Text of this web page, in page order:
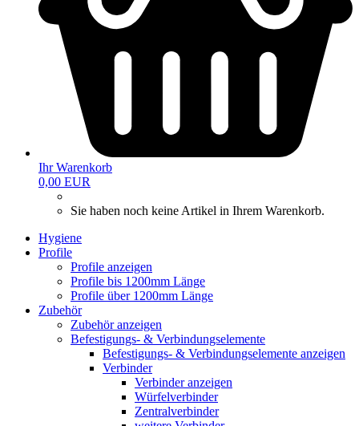
Ihr Warenkorb
0,00 EUR
Sie haben noch keine Artikel in Ihrem Warenkorb.
Hygiene
Profile
Profile anzeigen
Profile bis 1200mm Länge
Profile über 1200mm Länge
Zubehör
Zubehör anzeigen
Befestigungs- & Verbindungselemente
Befestigungs- & Verbindungselemente anzeigen
Verbinder
Verbinder anzeigen
Würfelverbinder
Zentralverbinder